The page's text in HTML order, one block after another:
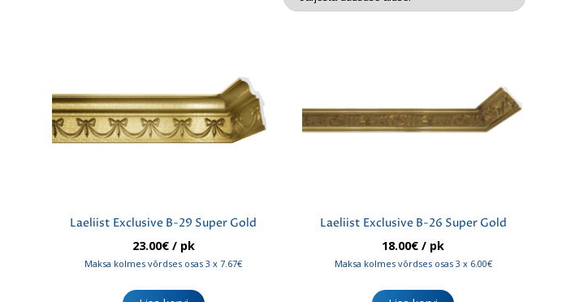
Laeliist Exclusive B-29 Super Gold
23.00€/ pk
Maksa kolmes võrdses osas 3 x 7.67€
Laeliist Exclusive B-26 Super Gold
18.00€ / pk
Maksa kolmes võrdses osas 3 x 6.00€